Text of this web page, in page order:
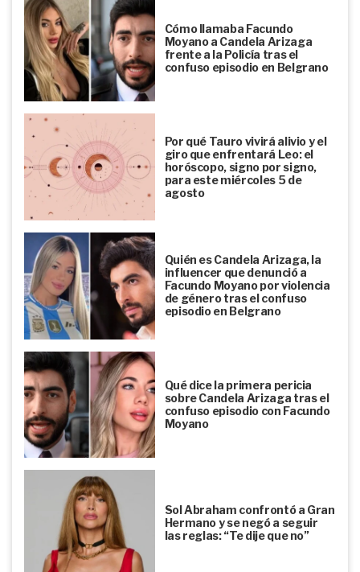
Cómo llamaba Facundo
Moyano a Candela Arizaga
frente a la Policía tras el
confuso episodio en Belgrano
Por qué Tauro vivirá alivio y el
giro que enfrentará Leo: el
horóscopo, signo por signo,
para este miércoles 5 de
agosto
Quién es Candela Arizaga, la
influencer que denunció a
Facundo Moyano por violencia
de género tras el confuso
episodio en Belgrano
Qué dice la primera pericia
sobre Candela Arizaga tras el
confuso episodio con Facundo
Moyano
Sol Abraham confrontó a Gran
Hermano y se negó a seguir
las reglas: “Te dije que no”